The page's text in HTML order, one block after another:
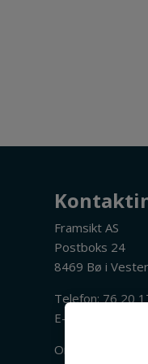
Framsikt AS
Postboks 24
8469 Bø i
Telefon: 76 20
E-post:
Org.nr. 913 187